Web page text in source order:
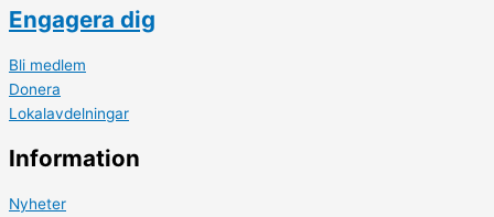
Engagera dig
Bli medlem
Donera
Lokalavdelningar
Information
Nyheter